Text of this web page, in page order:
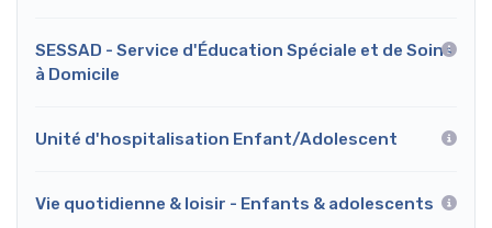
SESSAD - Service d'Éducation Spéciale et de Soins
à Domicile
Unité d'hospitalisation Enfant/Adolescent
Vie quotidienne & loisir - Enfants & adolescents